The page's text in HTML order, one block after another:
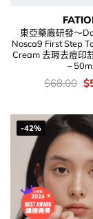
東亞藥廠研發～
Nosca9 First Step
Cream 去瑕去痘印
– 50ml
價
$68.00 $
-42%